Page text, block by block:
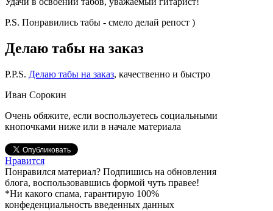
P.S. Понравились табы - смело делай репост )
Делаю табы на заказ
P.P.S. Делаю табы на заказ, качественно и быстро
Иван Сорокин
Очень обяжите, если воспользуетесь социальными
кнопочками ниже или в начале материала
Нравится
Понравился материал? Подпишись на обновления
блога, воспользовавшись формой чуть правее!
*Ни какого спама, гарантирую 100%
конфеденциальность введенных данных